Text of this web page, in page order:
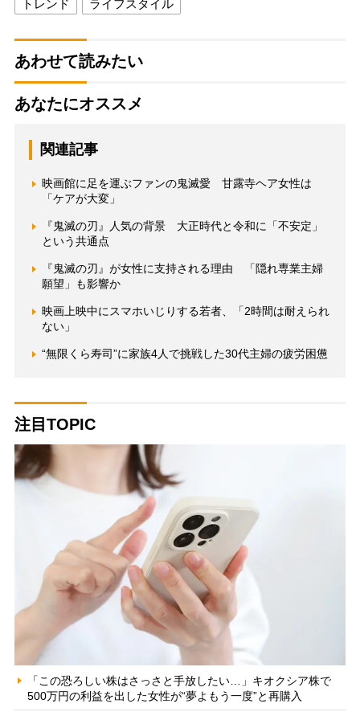
トレンド ライフスタイル
あわせて読みたい
あなたにオススメ
関連記事
映画館に足を運ぶファンの鬼滅愛 甘露寺ヘア女性は
「ケアが大変」
『鬼滅の刃』人気の背景 大正時代と令和に「不安定」
という共通点
『鬼滅の刃』が女性に支持される理由 「隠れ専業主婦
願望」も影響か
映画上映中にスマホいじりする若者、「2時間は耐えられ
ない」
“無限くら寿司”に家族4人で挑戦した30代主婦の疲労困憊
注目TOPIC
「この恐ろしい株はさっさと手放したい…」キオクシア株で
500万円の利益を出した女性が“夢よもう一度”と再購入